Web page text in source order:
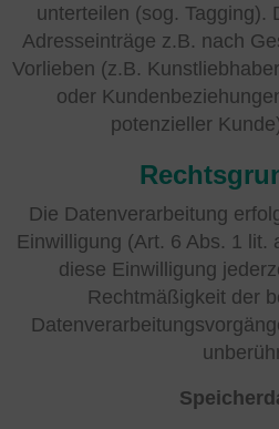
unterteilen (sog. Tagging).
Adresseinträge z.B. nach
Vorlieben (z.B.
oder
potenzieller
Die Datenverarbeitung
Einwilligung (Art. 6 Abs. 1 lit.
diese Einwilligung
Rechtmäßigkeit der